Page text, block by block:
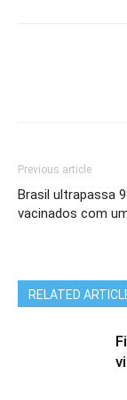
Previous article
Brasil ultrapassa
vacinados com
RELATED